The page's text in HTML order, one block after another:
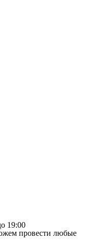
19:00
провести любые